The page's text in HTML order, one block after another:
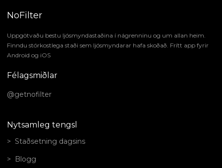
NoFilter
Uppgötvaðu bestu ljósmyndastaðina í nágrenninu og um allan heim.
Finndu stórkostlega staði sem ljósmyndarar hafa skoðað. Frítt app fyrir
Android og iOS
Félagsmiðlar
@getnofilter
Nytsamleg tengsl
Staðsetning dagsins
Blogg